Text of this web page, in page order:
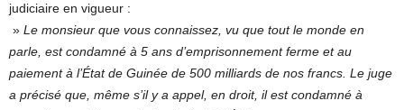
judiciaire en vigueur :
» Le monsieur que vous connaissez, vu que tout le monde en
parle, est condamné à 5 ans d’emprisonnement ferme et au
paiement à l’État de Guinée de 500 milliards de nos francs. Le juge
a précisé que, même s’il y a appel, en droit, il est condamné à